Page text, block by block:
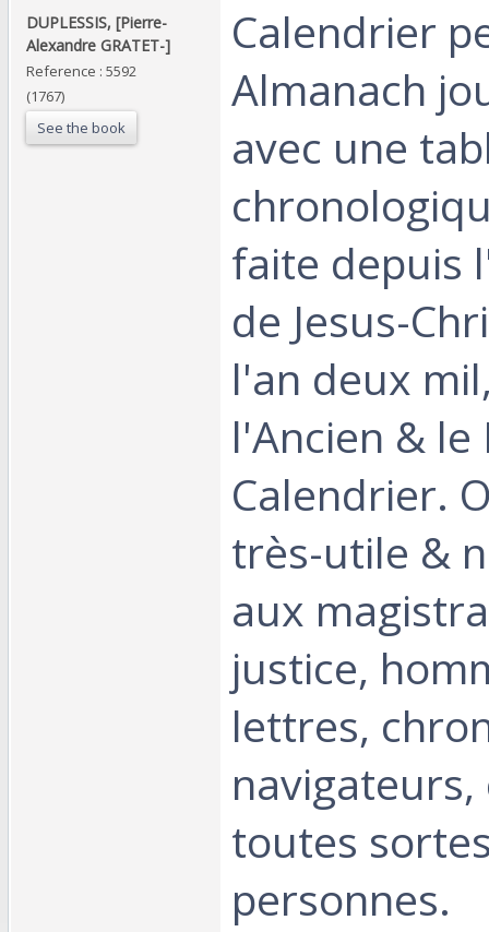
‎DUPLESSIS, [Pierre-
Alexandre GRATET-]‎
Reference : 5592
(1767)
See the book
‎Calendrier
Almanach
avec une
faite depuis
de Jesus-
l'an deux
l'Ancien &
Calendrier.
très-utile &
aux
justice,
lettres,
toutes
personnes.‎